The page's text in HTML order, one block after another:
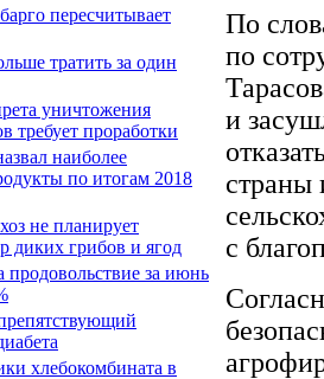
пересчитывает
тратить за один
уничтожения
требует проработки
наиболее
по итогам 2018
не планирует
диких грибов и ягод
за июнь
хлебокомбината в
По
по
и
страны
с